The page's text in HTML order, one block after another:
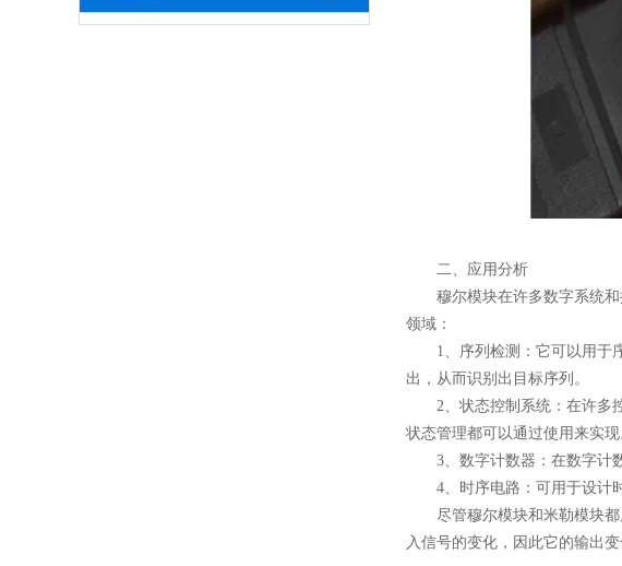
二、应用分析
穆尔模块在许多数字系统和
领域：
1、序列检测：它可以用于序
出，从而识别出目标序列。
2、状态控制系统：在许多控
状态管理都可以通过使用来实现
3、数字计数器：在数字计数
4、时序电路：可用于设计时
尽管穆尔模块和米勒模块都
入信号的变化，因此它的输出